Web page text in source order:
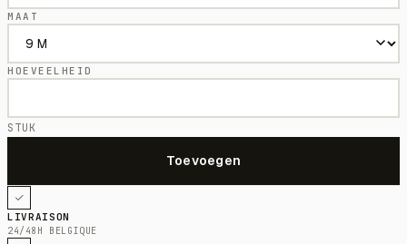
MAAT
HOEVEELHEID
STUK
LIVRAISON
24/48H BELGIQUE